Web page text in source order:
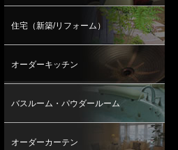
住宅（新築/リフォーム）
オーダーキッチン
バスルーム・パウダールーム
オーダーカーテン